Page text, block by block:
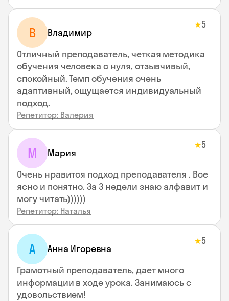
В Владимир
★5
Отличный преподаватель, четкая методика
обучения человека с нуля, отзывчивый,
спокойный. Темп обучения очень
адаптивный, ощущается индивидуальный
подход.
Репетитор: Валерия
М Мария
★5
Очень нравится подход преподавателя . Все
ясно и понятно. За 3 недели знаю алфавит и
могу читать))))))
Репетитор: Наталья
А Анна Игоревна
★5
Грамотный преподаватель, дает много
информации в ходе урока. Занимаюсь с
удовольствием!